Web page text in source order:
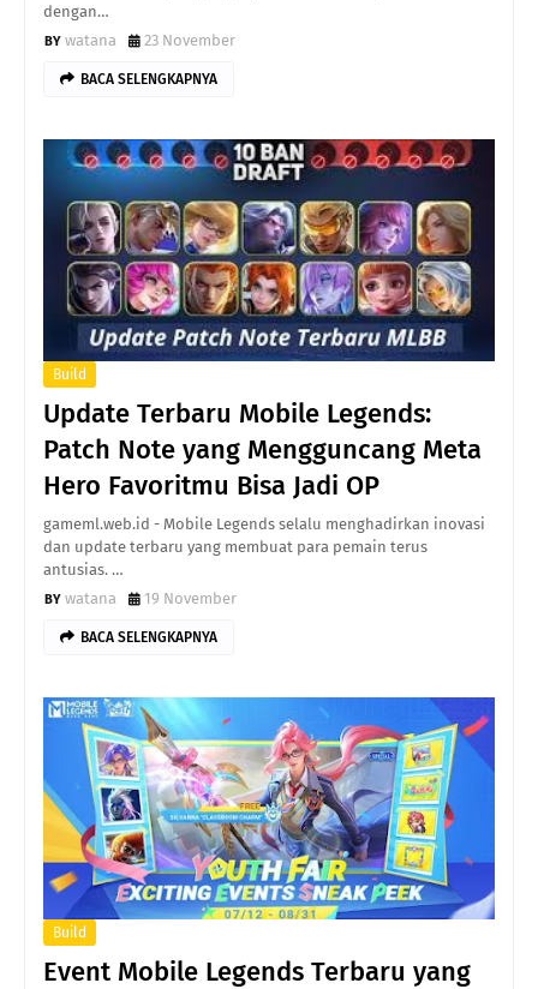
dengan…
watana
23 November
BACA SELENGKAPNYA
Build
Update Terbaru Mobile Legends:
Patch Note yang Mengguncang Meta
Hero Favoritmu Bisa Jadi OP
gameml.web.id - Mobile Legends selalu menghadirkan inovasi
dan update terbaru yang membuat para pemain terus
antusias. …
watana
19 November
BACA SELENGKAPNYA
Build
Event Mobile Legends Terbaru yang